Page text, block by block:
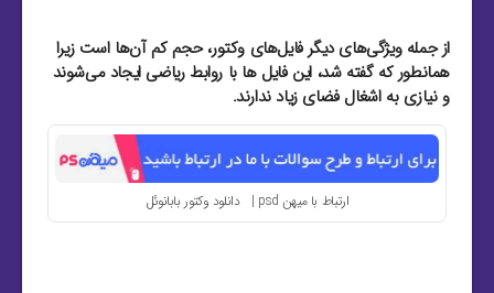
از جمله ویژگی‌های دیگر فایل‌های وکتور، حجم کم آن‌ها است زیرا
همانطور که گفته شد، این فایل‌ ها با روابط ریاضی ایجاد می‌شوند
و نیازی به اشغال فضای زیاد ندارند.
ارتباط با میهن psd | دانلود وکتور بابانوئل